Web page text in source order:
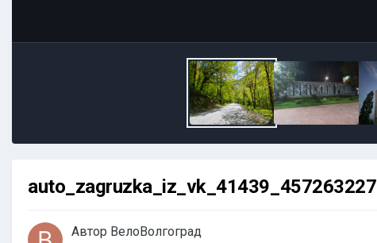
auto_zagruzka_iz_vk_41439_457263227
Автор ВелоВолгоград